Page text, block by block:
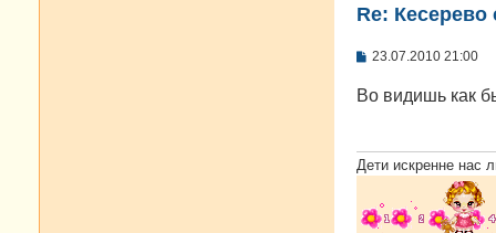
Re:
С
б
н
и
е
23.07.2010 21:00
Во видишь как
Дети искренне нас